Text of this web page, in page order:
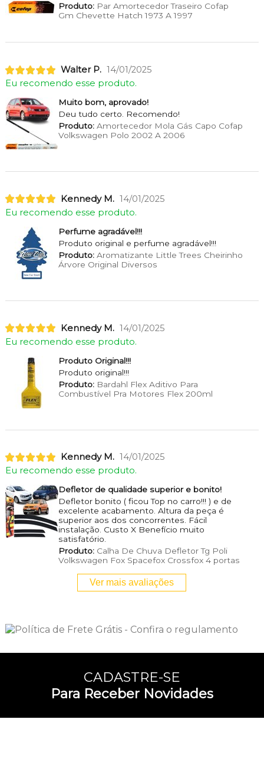
Produto:Par Amortecedor Traseiro Cofap
Gm Chevette Hatch 1973 A 1997
Walter P. 14/01/2025
Eu recomendo esse produto.
Muito bom, aprovado!
Deu tudo certo. Recomendo!
Produto:Amortecedor Mola Gás Capo Cofap
Volkswagen Polo 2002 A 2006
Kennedy M. 14/01/2025
Eu recomendo esse produto.
Perfume agradável!!!
Produto original e perfume agradável!!!
Produto:Aromatizante Little Trees Cheirinho
Árvore Original Diversos
Kennedy M. 14/01/2025
Eu recomendo esse produto.
Produto Original!!!
Produto original!!!
Produto:Bardahl Flex Aditivo Para
Combustível Pra Motores Flex 200ml
Kennedy M. 14/01/2025
Eu recomendo esse produto.
Defletor de qualidade superior e bonito!
Defletor bonito ( ficou Top no carro!!! ) e de
excelente acabamento. Altura da peça é
superior aos dos concorrentes. Fácil
instalação. Custo X Benefício muito
satisfatório.
Produto:Calha De Chuva Defletor Tg Poli
Volkswagen Fox Spacefox Crossfox 4 portas
Ver mais avaliações
CADASTRE-SE
Para Receber Novidades